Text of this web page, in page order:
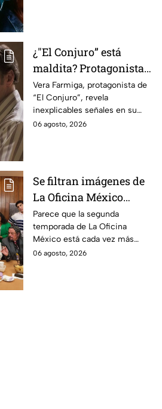
¿"El Conjuro” está
maldita? Protagonista
revela INQUIETANTES
señales en su cuerpo
durante la grabación de
la película
Vera Farmiga, protagonista de
“El Conjuro”, revela
inexplicables señales en su
cuerpo durante el rodaje de la
06 agosto, 2026
Se filtran imágenes de
La Oficina México
temporada 2 y un
detalle desata teorías
entre los fans
Parece que la segunda
temporada de La Oficina
México está cada vez más
cerca, pues el elenco ya se
06 agosto, 2026